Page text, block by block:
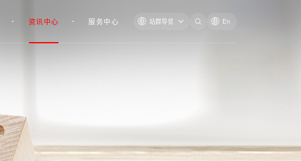
资讯中心 服务中心 站群导览 En